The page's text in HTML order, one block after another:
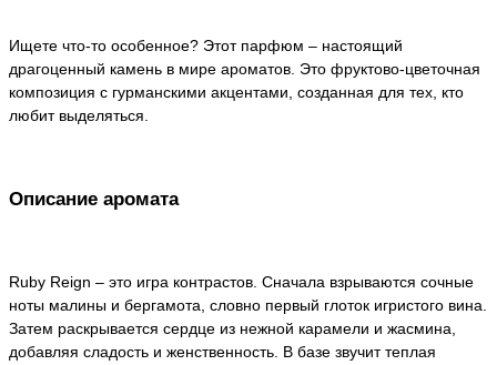
Ищете что-то особенное? Этот парфюм – настоящий
драгоценный камень в мире ароматов. Это фруктово-цветочная
композиция с гурманскими акцентами, созданная для тех, кто
любит выделяться.
Описание аромата
Ruby Reign – это игра контрастов. Сначала взрываются сочные
ноты малины и бергамота, словно первый глоток игристого вина.
Затем раскрывается сердце из нежной карамели и жасмина,
добавляя сладость и женственность. В базе звучит теплая